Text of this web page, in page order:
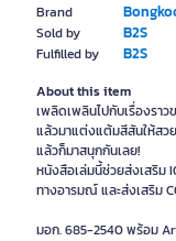
Brand
Sold by B2S
Fulfilled by B2S
About this item
เพลิดเพลินไปกับเรื่องราว
แล้วมาแต่งแต้มสีสันให้สว
แล้วก็มาสนุกกันเลย!
หนังสือเล่มนี้ช่วยส่งเสริม
ทางอารมณ์ และส่งเสริม
มอก. 685-2540 พร้อม